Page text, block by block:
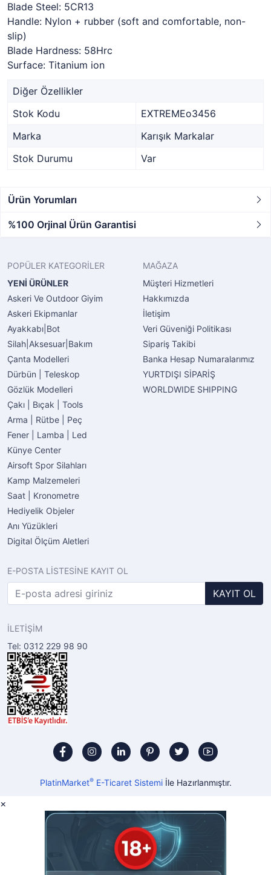
Blade Steel: 5CR13
Handle: Nylon + rubber (soft and comfortable, non-
slip)
Blade Hardness: 58Hrc
Surface: Titanium ion
Diğer Özellikler
Stok Kodu
EXTREMEo3456
Marka
Karışık Markalar
Stok Durumu
Var
Ürün Yorumları
%100 Orjinal Ürün Garantisi
POPÜLER KATEGORİLER
YENİ ÜRÜNLER
Askeri Ve Outdoor Giyim
Askeri Ekipmanlar
Ayakkabı|Bot
Silah|Aksesuar|Bakım
Çanta Modelleri
Dürbün | Teleskop
Gözlük Modelleri
Çakı | Bıçak | Tools
Arma | Rütbe | Peç
Fener | Lamba | Led
Künye Center
Airsoft Spor Silahları
Kamp Malzemeleri
Saat | Kronometre
Hediyelik Objeler
Anı Yüzükleri
Digital Ölçüm Aletleri
MAĞAZA
Müşteri Hizmetleri
Hakkımızda
İletişim
Veri Güveniği Politikası
Sipariş Takibi
Banka Hesap Numaralarımız
YURTDIŞI SİPARİŞ
WORLDWIDE SHIPPING
E-POSTA LİSTESİNE KAYIT OL
KAYIT OL
İLETİŞİM
Tel: 0312 229 98 90
PlatinMarket®E-Ticaret Sistemiİle Hazırlanmıştır.
×